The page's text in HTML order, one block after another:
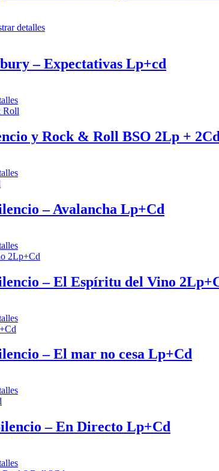
detalles
– Expectativas Lp+cd
y Rock & Roll BSO 2Lp + 2Cd
– Avalancha Lp+Cd
– El Espíritu del Vino
– El mar no cesa Lp+Cd
– En Directo Lp+Cd